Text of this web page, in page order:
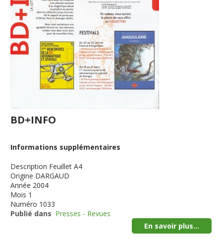
BD+INFO
Informations supplémentaires
Description Feuillet A4
Origine DARGAUD
Année 2004
Mois 1
Numéro 1033
Publié dans Presses - Revues
En savoir plus...